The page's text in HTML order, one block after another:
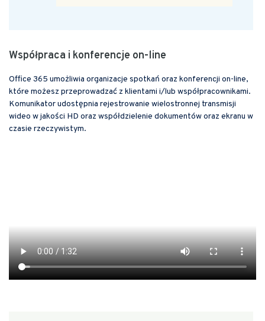
Współpraca i konferencje on-line
Office 365 umożliwia organizacje spotkań oraz konferencji on-line,
które możesz przeprowadzać z klientami i/lub współpracownikami.
Komunikator udostępnia rejestrowanie wielostronnej transmisji
wideo w jakości HD oraz współdzielenie dokumentów oraz ekranu w
czasie rzeczywistym.